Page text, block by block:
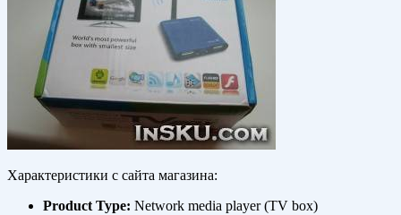
Характеристики с сайта магазина:
Product Type: Network media player (TV box)